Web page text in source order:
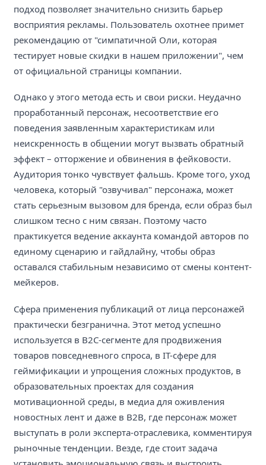
подход позволяет значительно снизить барьер
восприятия рекламы. Пользователь охотнее примет
рекомендацию от "симпатичной Оли, которая
тестирует новые скидки в нашем приложении", чем
от официальной страницы компании.
Однако у этого метода есть и свои риски. Неудачно
проработанный персонаж, несоответствие его
поведения заявленным характеристикам или
неискренность в общении могут вызвать обратный
эффект – отторжение и обвинения в фейковости.
Аудитория тонко чувствует фальшь. Кроме того, уход
человека, который "озвучивал" персонажа, может
стать серьезным вызовом для бренда, если образ был
слишком тесно с ним связан. Поэтому часто
практикуется ведение аккаунта командой авторов по
единому сценарию и гайдлайну, чтобы образ
оставался стабильным независимо от смены контент-
мейкеров.
Сфера применения публикаций от лица персонажей
практически безгранична. Этот метод успешно
используется в B2C-сегменте для продвижения
товаров повседневного спроса, в IT-сфере для
геймификации и упрощения сложных продуктов, в
образовательных проектах для создания
мотивационной среды, в медиа для оживления
новостных лент и даже в B2B, где персонаж может
выступать в роли эксперта-отраслевика, комментируя
рыночные тенденции. Везде, где стоит задача